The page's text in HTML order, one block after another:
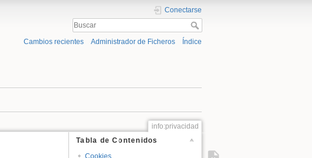
Conectarse
Cambios recientes Administrador de Ficheros Índice
info:privacidad
Tabla de Contenidos